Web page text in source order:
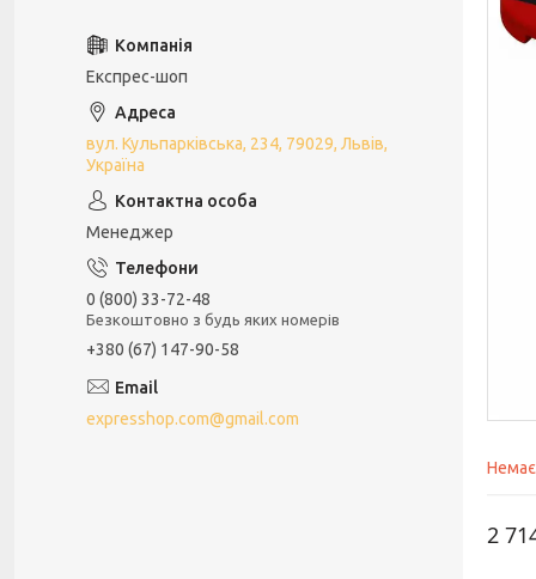
Немає
2
Експрес-шоп
вул. Кульпарківська, 234, 79029, Львів,
Україна
Менеджер
0 (800) 33-72-48
Безкоштовно з будь яких номерів
+380 (67) 147-90-58
expresshop.com@gmail.com